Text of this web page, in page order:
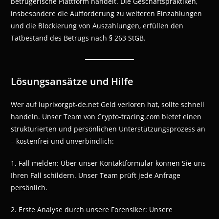
insbesondere die Aufforderung zu weiteren Einzahlungen
und die Blockierung von Auszahlungen, erfüllen den
Tatbestand des Betrugs nach § 263 StGB.
Lösungsansätze und Hilfe
Wer auf luprixorgpt-de.net Geld verloren hat, sollte schnell
handeln. Unser Team von Crypto-tracing.com bietet einen
strukturierten und persönlichen Unterstützungsprozess an
– kostenfrei und unverbindlich:
1. Fall melden: Über unser Kontaktformular können Sie uns
Ihren Fall schildern. Unser Team prüft jede Anfrage
persönlich.
2. Erste Analyse durch unsere Forensiker: Unsere